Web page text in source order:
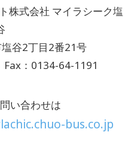
株式会社 マイラシーク塩
谷2丁目2番21号
Fax：0134-64-1191
い合わせは
bus.co.jp